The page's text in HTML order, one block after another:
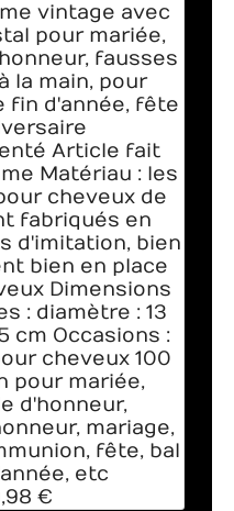
vintage avec
pour mariée,
fausses
la main, pour
fin d'année, fête
Article fait
Matériau : les
cheveux de
fabriqués en
d'imitation, bien
bien en place
Dimensions
: diamètre : 13
cm Occasions :
cheveux 100
pour mariée,
d'honneur,
mariage,
fête, bal
etc
€